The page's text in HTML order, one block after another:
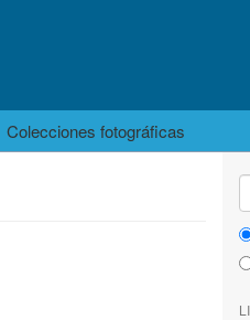
Colecciones fotográficas